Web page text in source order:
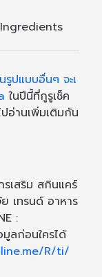
ปแบบอื่นๆ จะเ
ในปีนี้ที่กูรูเช็ค
ปอ่านเพิ่มเติมกัน
รเสริม สกินแคร์
เทรนด์ อาหาร
:
ลก่อนใครได้
R/ti/